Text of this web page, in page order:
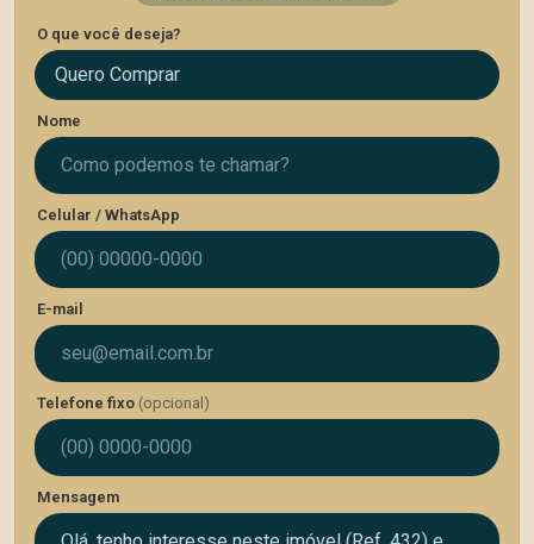
O que você deseja?
Quero Comprar
Nome
Celular / WhatsApp
E-mail
Telefone fixo (opcional)
Mensagem